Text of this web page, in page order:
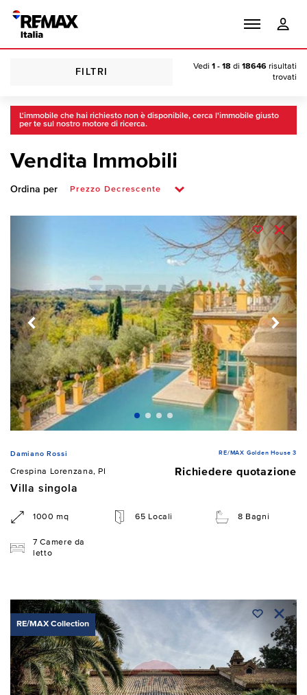
FILTRI
Vedi 1 - 18 di 18646 risultati
trovati
L'immobile che hai richiesto non è disponibile, cerca l'immobile giusto
per te sul nostro motore di ricerca.
Vendita Immobili
Ordina per
Damiano Rossi RE/MAX Golden House 3
Crespina Lorenzana, PI
Richiedere quotazione
Villa singola
1000 mq 65 Locali 8 Bagni
7 Camere da
letto
RE/MAX Collection